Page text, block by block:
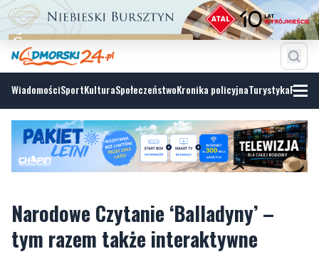
WiadomościSportKulturaSpołeczeństwoKronika policyjnaTurystyka
Narodowe Czytanie ‘Balladyny’ –
tym razem także interaktywne